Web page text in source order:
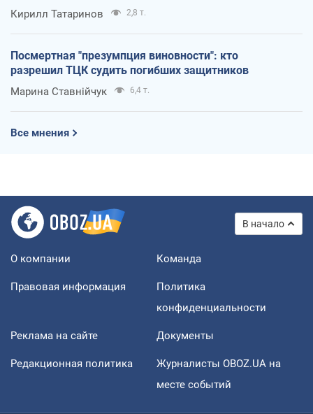
Кирилл Татаринов 2,8 т.
Посмертная "презумпция виновности": кто
разрешил ТЦК судить погибших защитников
Марина Ставнійчук 6,4 т.
Все мнения
В начало
О компании Команда
Правовая информация
Политика
конфиденциальности
Реклама на сайте Документы
Редакционная политика
Журналисты OBOZ.UA на
месте событий